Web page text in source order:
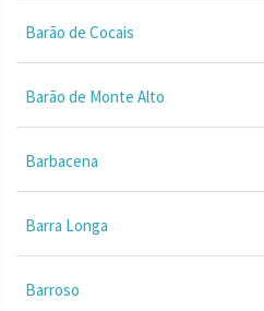
Barão de Cocais
Barão de Monte Alto
Barbacena
Barra Longa
Barroso